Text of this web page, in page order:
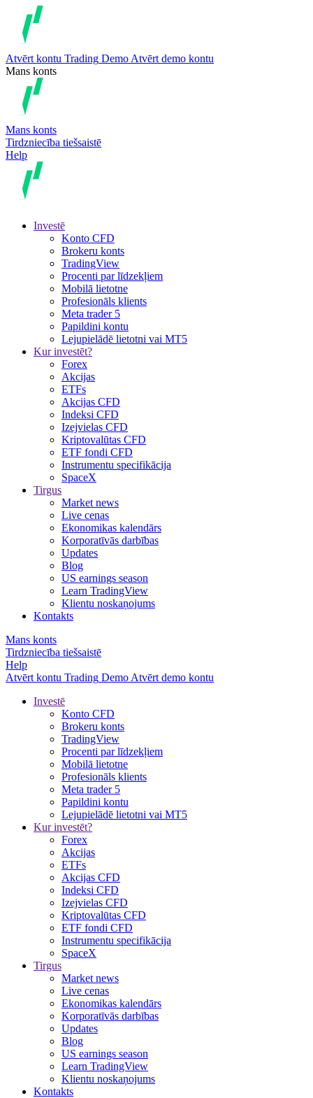
Atvērt kontu Trading Demo Atvērt demo kontu
Mans konts
Mans konts
Tirdzniecība tiešsaistē
Help
Investē
Konto CFD
Brokeru konts
TradingView
Procenti par līdzekļiem
Mobilā lietotne
Profesionāls klients
Meta trader 5
Papildini kontu
Lejupielādē lietotni vai MT5
Kur investēt?
Forex
Akcijas
ETFs
Akcijas CFD
Indeksi CFD
Izejvielas CFD
Kriptovalūtas CFD
ETF fondi CFD
Instrumentu specifikācija
SpaceX
Tirgus
Market news
Live cenas
Ekonomikas kalendārs
Korporatīvās darbības
Updates
Blog
US earnings season
Learn TradingView
Klientu noskaņojums
Kontakts
Mans konts
Tirdzniecība tiešsaistē
Help
Atvērt kontu Trading Demo Atvērt demo kontu
Investē
Konto CFD
Brokeru konts
TradingView
Procenti par līdzekļiem
Mobilā lietotne
Profesionāls klients
Meta trader 5
Papildini kontu
Lejupielādē lietotni vai MT5
Kur investēt?
Forex
Akcijas
ETFs
Akcijas CFD
Indeksi CFD
Izejvielas CFD
Kriptovalūtas CFD
ETF fondi CFD
Instrumentu specifikācija
SpaceX
Tirgus
Market news
Live cenas
Ekonomikas kalendārs
Korporatīvās darbības
Updates
Blog
US earnings season
Learn TradingView
Klientu noskaņojums
Kontakts